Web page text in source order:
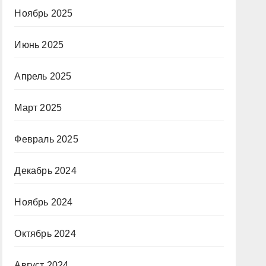
Ноябрь 2025
Июнь 2025
Апрель 2025
Март 2025
Февраль 2025
Декабрь 2024
Ноябрь 2024
Октябрь 2024